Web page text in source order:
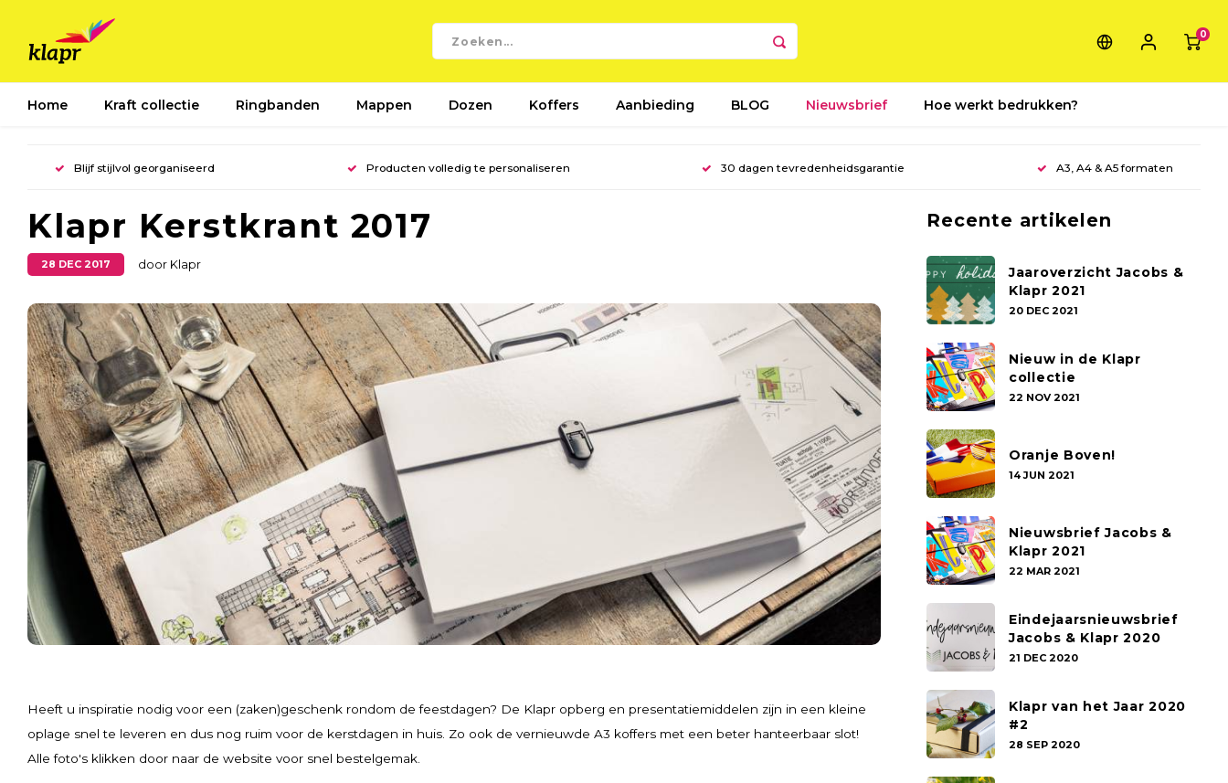
0
Home Kraft collectie Ringbanden Mappen Dozen Koffers Aanbieding BLOG Nieuwsbrief Hoe werkt bedrukken?
Blijf stijlvol georganiseerd Producten volledig te personaliseren 30 dagen tevredenheidsgarantie A3, A4 & A5 formaten
Klapr Kerstkrant 2017
28 DEC 2017 door Klapr
Heeft u inspiratie nodig voor een (zaken)geschenk rondom de feestdagen? De Klapr opberg en presentatiemiddelen zijn in een kleine
oplage snel te leveren en dus nog ruim voor de kerstdagen in huis. Zo ook de vernieuwde A3 koffers met een beter hanteerbaar slot!
Alle foto's klikken door naar de website voor snel bestelgemak.
Recente artikelen
Jaaroverzicht Jacobs &
Klapr 2021
20 DEC 2021
Nieuw in de Klapr
collectie
22 NOV 2021
Oranje Boven!
14 JUN 2021
Nieuwsbrief Jacobs &
Klapr 2021
22 MAR 2021
Eindejaarsnieuwsbrief
Jacobs & Klapr 2020
21 DEC 2020
Klapr van het Jaar 2020
#2
28 SEP 2020